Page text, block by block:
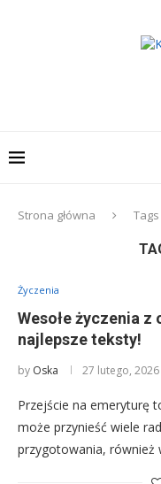
Strona główna Tags
Życzenia
Wesołe życzenia
najlepsze teksty!
by Oska 27 lutego, 2026
Przejście na emeryturę
może przynieść wiele
przygotowania, również